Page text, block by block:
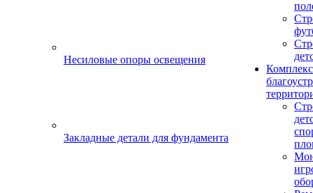
Несиловые опоры освещения
Закладные детали для фундамента